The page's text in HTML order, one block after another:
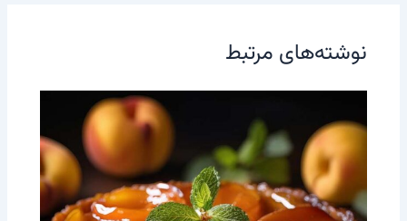
نوشته‌های مرتبط